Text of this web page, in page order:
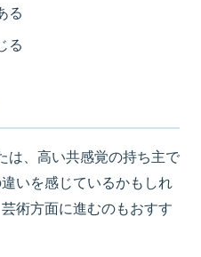
る
る
、 高い共感覚の持ち主で
いを感じているかもしれ
術方面に進むのもおすす